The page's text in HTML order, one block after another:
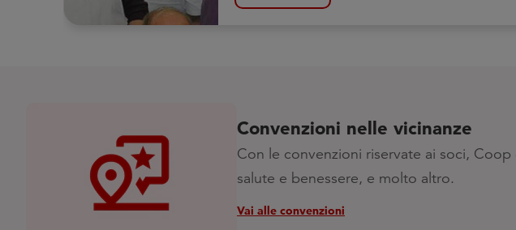
Convenzioni nelle vicinanze
Con le convenzioni riservate ai soci,
salute e benessere, e molto altro.
Vai alle convenzioni